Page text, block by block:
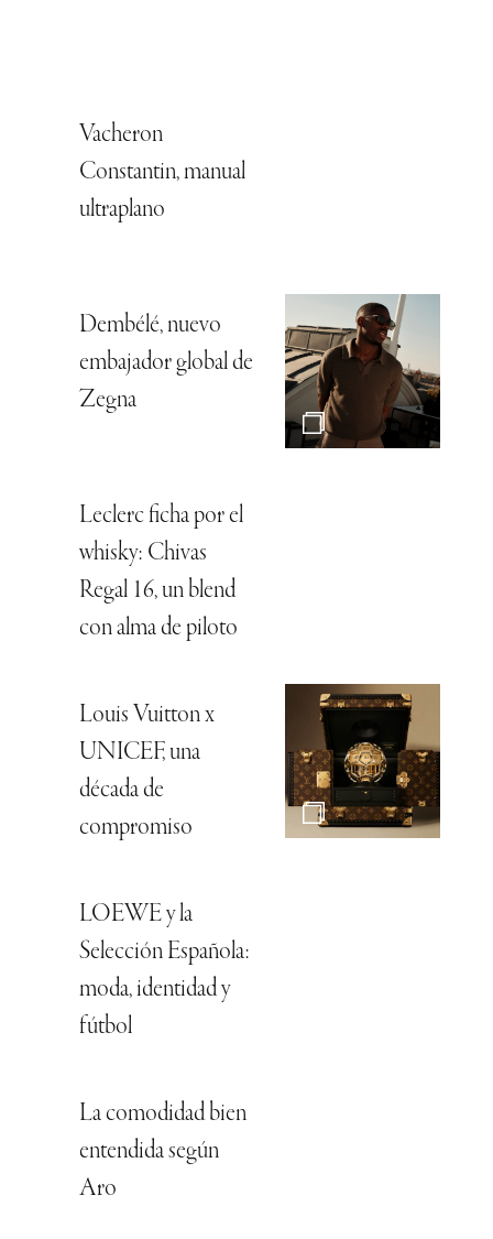
Vacheron
Constantin, manual
ultraplano
Dembélé, nuevo
embajador global de
Zegna
Leclerc ficha por el
whisky: Chivas
Regal 16, un blend
con alma de piloto
Louis Vuitton x
UNICEF, una
década de
compromiso
LOEWE y la
Selección Española:
moda, identidad y
fútbol
La comodidad bien
entendida según
Aro